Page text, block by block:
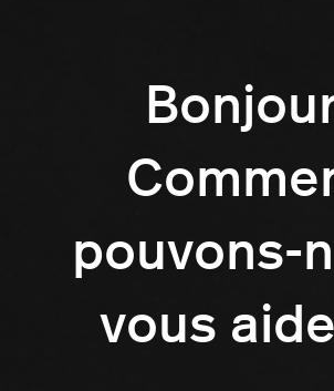
pouvons-
vous